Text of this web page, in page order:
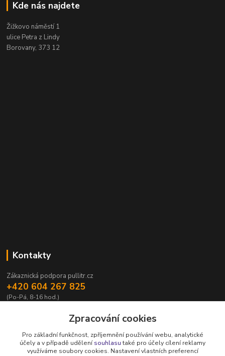
Kde nás najdete
Žižkovo náměstí 1
ulice Petra z Lindy
Borovany, 373 12
Kontakty
Zákaznická podpora pullitr.cz
+420 604 267 825
(Po-Pá, 8-16 hod.)
Zpracování cookies
Pro základní funkčnost, zpříjemnění používání webu, analytické
účely a v případě udělenísouhlasutaké pro účely cílení reklamy
využíváme soubory cookies. Nastavení vlastních preferencí